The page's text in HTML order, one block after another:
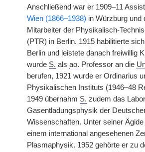
Anschließend war er 1909–11
Wien (1866–1938) in Würzburg und
Mitarbeiter der Physikalisch-
(PTR) in Berlin. 1915 habilitierte sich
Berlin und leistete danach freiwillig
wurde S. als ao. Professor an die
berufen, 1921 wurde er Ordinarius
Physikalischen Instituts (1946–48
1949 übernahm S. zudem das
Gasentladungsphysik der
Wissenschaften. Unter seiner
einem international angesehenen
Plasmaphysik. 1952 gehörte er zu